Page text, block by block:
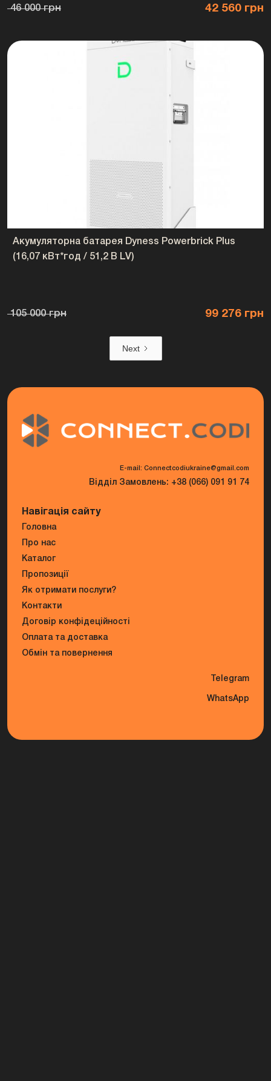
Україна
46 000 грн 42 560 грн
Акумуляторна батарея Dyness Powerbrick Plus
(16,07 кВт*год / 51,2 В LV)
105 000 грн 99 276 грн
Next
E-mail: Connectcodiukraine@gmail.com
Відділ Замовлень: +38 (066) 091 91 74
Навігація сайту
Головна
Про нас
Каталог
Пропозиції
Як отримати послуги?
Контакти
Договір конфідеційності
Оплата та доставка
Обмін та повернення
Telegram
WhatsApp